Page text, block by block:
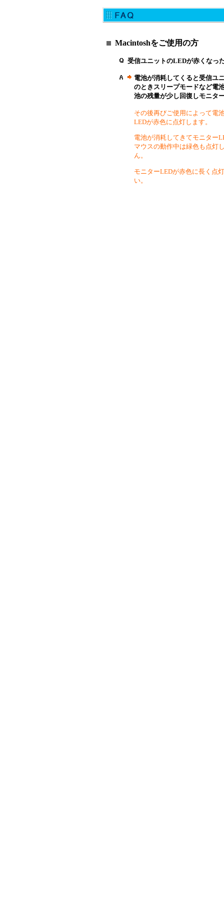
Macintoshをご使用の方
受信ユニットのLEDが赤くなっ
電池が消耗してくると受信ユ
のときスリープモードなど電
池の残量が少し回復しモニタ
その後再びご使用によって電
LEDが赤色に点灯します。
電池が消耗してきてモニター
マウスの動作中は緑色も点灯
ん。
モニターLEDが赤色に長く点
い。